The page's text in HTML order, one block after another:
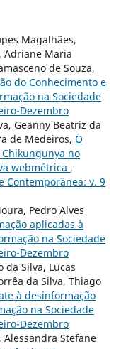
Magalhães,
Adriane Maria
de Souza,
do Conhecimento e
na Sociedade
Dezembro
Geanny Beatriz da
de Medeiros, O
no
webmétrica ,
Contemporânea: v. 9
Pedro Alves
aplicadas à
na Sociedade
Dezembro
da Silva, Lucas
da Silva, Thiago
à desinformação
na Sociedade
Dezembro
Alessandra Stefane